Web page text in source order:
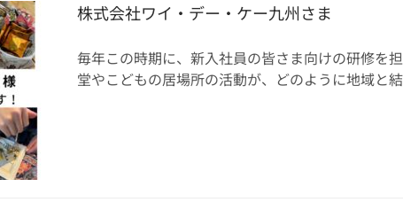
株式会社ワイ・デー・ケー九州さま
毎年この時期に、新入社員の皆さま向けの研修を
堂やこどもの居場所の活動が、どのように地域と